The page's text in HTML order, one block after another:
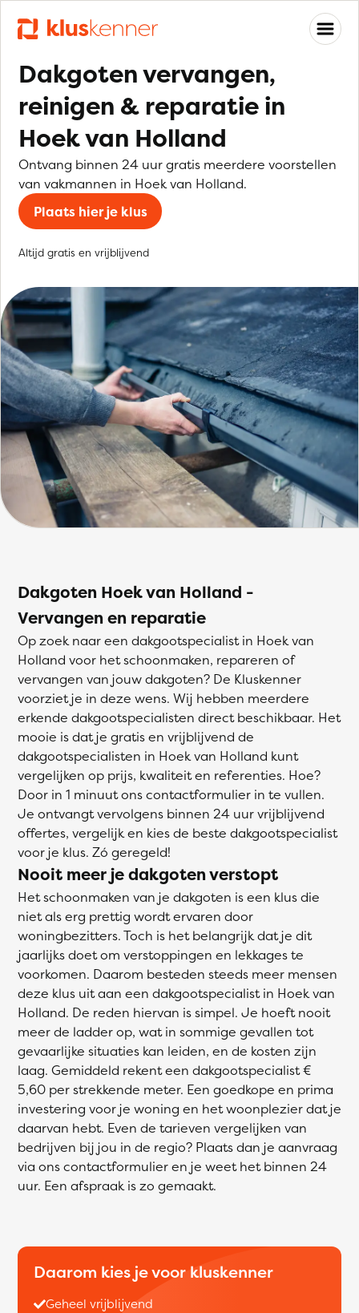
Dakgoten vervangen,
reinigen & reparatie in
Hoek van Holland
Ontvang binnen 24 uur gratis meerdere voorstellen
van vakmannen in Hoek van Holland.
Plaats hier je klus
Altijd gratis en vrijblijvend
Dakgoten Hoek van Holland -
Vervangen en reparatie
Op zoek naar een dakgootspecialist in Hoek van
Holland voor het schoonmaken, repareren of
vervangen van jouw dakgoten? De Kluskenner
voorziet je in deze wens. Wij hebben meerdere
erkende dakgootspecialisten direct beschikbaar. Het
mooie is dat je gratis en vrijblijvend de
dakgootspecialisten in Hoek van Holland kunt
vergelijken op prijs, kwaliteit en referenties. Hoe?
Door in 1 minuut ons contactformulier in te vullen.
Je ontvangt vervolgens binnen 24 uur vrijblijvend
offertes, vergelijk en kies de beste dakgootspecialist
voor je klus. Zó geregeld!
Nooit meer je dakgoten verstopt
Het schoonmaken van je dakgoten is een klus die
niet als erg prettig wordt ervaren door
woningbezitters. Toch is het belangrijk dat je dit
jaarlijks doet om verstoppingen en lekkages te
voorkomen. Daarom besteden steeds meer mensen
deze klus uit aan een dakgootspecialist in Hoek van
Holland. De reden hiervan is simpel. Je hoeft nooit
meer de ladder op, wat in sommige gevallen tot
gevaarlijke situaties kan leiden, en de kosten zijn
laag. Gemiddeld rekent een dakgootspecialist €
5,60 per strekkende meter. Een goedkope en prima
investering voor je woning en het woonplezier dat je
daarvan hebt. Even de tarieven vergelijken van
bedrijven bij jou in de regio? Plaats dan je aanvraag
via ons contactformulier en je weet het binnen 24
uur. Een afspraak is zo gemaakt.
Daarom kies je voor kluskenner
Geheel vrijblijvend